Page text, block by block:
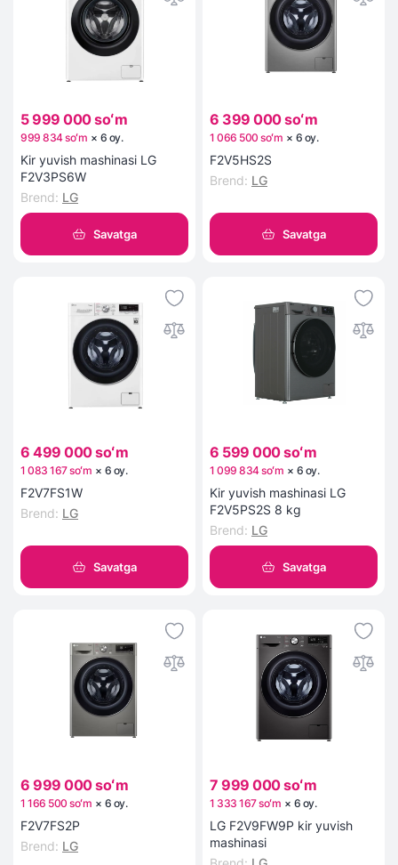
5 999 000 soʻm
999 834 soʻm × 6 oy.
Kir yuvish mashinasi LG
F2V3PS6W
Brend: LG
Savatga
6 399 000 soʻm
1 066 500 soʻm × 6 oy.
F2V5HS2S
Brend: LG
Savatga
6 499 000 soʻm
1 083 167 soʻm × 6 oy.
F2V7FS1W
Brend: LG
Savatga
6 599 000 soʻm
1 099 834 soʻm × 6 oy.
Kir yuvish mashinasi LG
F2V5PS2S 8 kg
Brend: LG
Savatga
6 999 000 soʻm
1 166 500 soʻm × 6 oy.
F2V7FS2P
Brend: LG
7 999 000 soʻm
1 333 167 soʻm × 6 oy.
LG F2V9FW9P kir yuvish
mashinasi